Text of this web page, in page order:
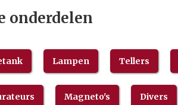
onderdelen
Lampen Tellers
Magneto's Divers